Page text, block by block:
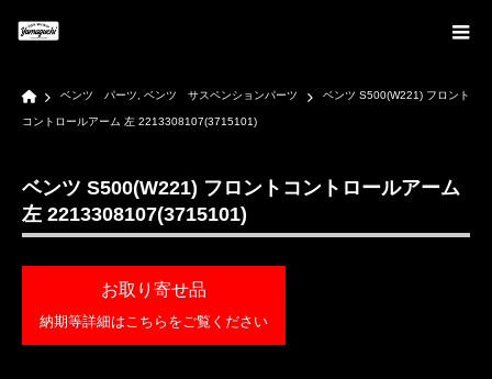
Home
ベンツ パーツ ベンツ サスペンションパーツ ベンツ S500(W221) フロント
コントロールアーム 左 2213308107(3715101)
ベンツ S500(W221) フロントコントロールアーム
左 2213308107(3715101)
お取り寄せ品
納期等詳細はこちらをご覧ください